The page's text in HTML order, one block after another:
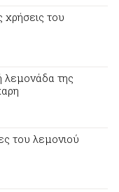
χρήσεις του
λεμονάδα της
του λεμονιού